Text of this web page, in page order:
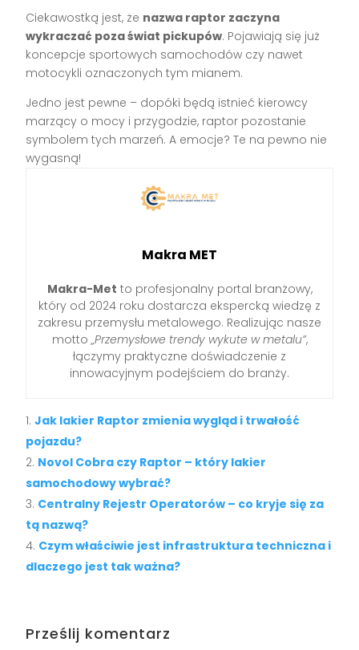
Ciekawostką jest, że nazwa raptor zaczyna
wykraczać poza świat pickupów. Pojawiają się już
koncepcje sportowych samochodów czy nawet
motocykli oznaczonych tym mianem.
Jedno jest pewne – dopóki będą istnieć kierowcy
marzący o mocy i przygodzie, raptor pozostanie
symbolem tych marzeń. A emocje? Te na pewno nie
wygasną!
Makra MET
Makra-Met to profesjonalny portal branżowy,
który od 2024 roku dostarcza ekspercką wiedzę z
zakresu przemysłu metalowego. Realizując nasze
motto„Przemysłowe trendy wykute w metalu”,
łączymy praktyczne doświadczenie z
innowacyjnym podejściem do branży.
Jak lakier Raptor zmienia wygląd i trwałość
pojazdu?
Novol Cobra czy Raptor – który lakier
samochodowy wybrać?
Centralny Rejestr Operatorów – co kryje się za
tą nazwą?
Czym właściwie jest infrastruktura techniczna i
dlaczego jest tak ważna?
Prześlij komentarz